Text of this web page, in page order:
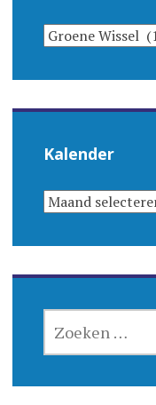
CATEGORIEËN
Kalender
KALENDER
NAAR: